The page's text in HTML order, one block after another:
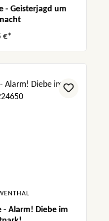
- Geisterjagd um
€*
- Alarm! Diebe im